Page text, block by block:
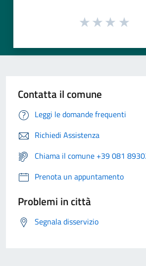
Contatta il comune
Leggi le domande frequenti
Richiedi Assistenza
Chiama il comune +39 081
Prenota un appuntamento
Problemi in città
Segnala disservizio